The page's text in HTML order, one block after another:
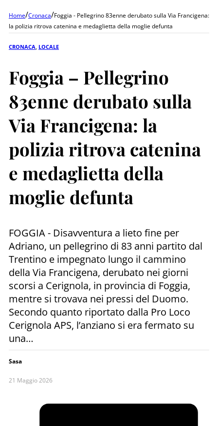
Home/Cronaca/Foggia - Pellegrino 83enne derubato sulla Via Francigena:
la polizia ritrova catenina e medaglietta della moglie defunta
CRONACA LOCALE
Foggia – Pellegrino
83enne derubato sulla
Via Francigena: la
polizia ritrova catenina
e medaglietta della
moglie defunta
FOGGIA - Disavventura a lieto fine per
Adriano, un pellegrino di 83 anni partito dal
Trentino e impegnato lungo il cammino
della Via Francigena, derubato nei giorni
scorsi a Cerignola, in provincia di Foggia,
mentre si trovava nei pressi del Duomo.
Secondo quanto riportato dalla Pro Loco
Cerignola APS, l’anziano si era fermato su
una…
Sasa
21 Maggio 2026